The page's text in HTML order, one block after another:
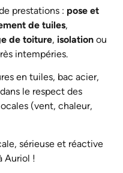
prestations : pose et
de tuiles,
de toiture, isolation ou
intempéries.
en tuiles, bac acier,
le respect des
(vent, chaleur,
sérieuse et réactive
Auriol !